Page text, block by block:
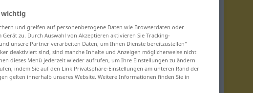
und greifen auf personenbezogene Daten wie Browserdaten oder
zu. Durch Auswahl von Akzeptieren aktivieren Sie Tracking-
unsere Partner verarbeiten Daten, um Ihnen Dienste bereitzustellen“
deaktiviert sind, sind manche Inhalte und Anzeigen möglicherweise nicht
dieses Menü jederzeit wieder aufrufen, um Ihre Einstellungen zu ändern
indem Sie auf den Link Privatsphäre-Einstellungen am unteren Rand der
gelten innerhalb unseres Website. Weitere Informationen finden Sie in